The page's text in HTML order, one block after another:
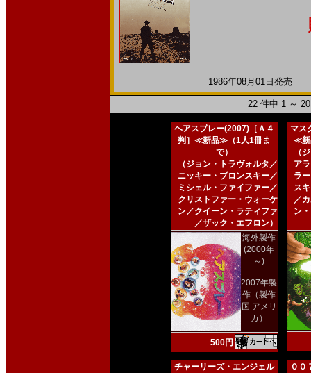
1986年08月01日発売
22 件中 1 ～
ヘアスプレー(2007)［Ａ４
判］≪新品≫（1人1冊ま
で）
（ジョン・トラヴォルタ／
ニッキー・ブロンスキー／
ミシェル・ファイファー／
クリストファー・ウォーケ
ン／クイーン・ラティファ
／ザック・エフロン）
海外製作
(2000年
～)
2007年製
作（製作
国 アメリ
カ）
500円
マス
≪新
（
ア
ラ
ス
／
ン
チャーリーズ・エンジェル
００